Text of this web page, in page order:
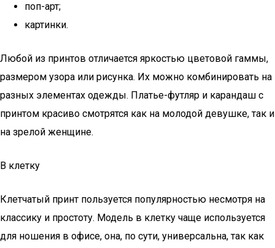
поп-арт;
картинки.
Любой из принтов отличается яркостью цветовой гаммы,
размером узора или рисунка. Их можно комбинировать на
разных элементах одежды. Платье-футляр и карандаш с
принтом красиво смотрятся как на молодой девушке, так и
на зрелой женщине.
В клетку
Клетчатый принт пользуется популярностью несмотря на
классику и простоту. Модель в клетку чаще используется
для ношения в офисе, она, по сути, универсальна, так как